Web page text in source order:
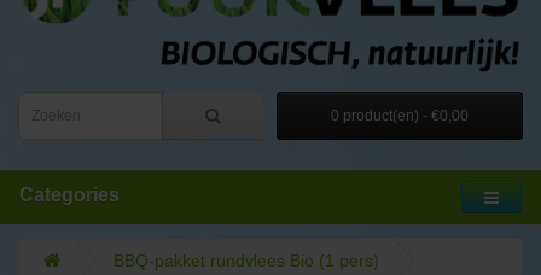
0 product(en) - €0,00
Categories
BBQ-pakket rundvlees Bio (1 pers)